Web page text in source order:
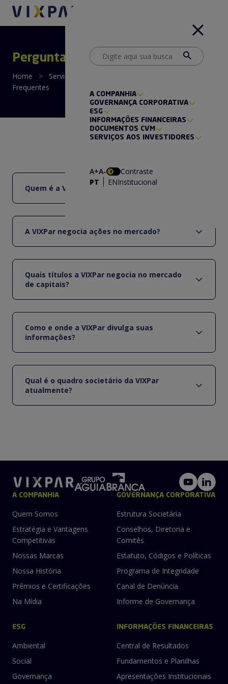
A COMPANHIA
GOVERNANÇA CORPORATIVA
ESG
INFORMAÇÕES FINANCEIRAS
DOCUMENTOS CVM
SERVIÇOS AOS INVESTIDORES
A+A-
Contraste
PT
ENInstitucional
Perguntas Frequentes
Home > Serviços aos Investidores
Frequentes
Quem é a VIXPar?
A VIXPar negocia ações no mercado?
Quais títulos a VIXPar negocia no mercado
de capitais?
Como e onde a VIXPar divulga suas
informações?
Qual é o quadro societário da VIXPar
atualmente?
A COMPANHIA
Quem Somos
Estratégia e Vantagens
Competitivas
Nossas Marcas
Nossa História
Prêmios e Certificações
Na Mídia
GOVERNANÇA CORPORATIVA
Estrutura Societária
Conselhos, Diretoria e
Comitês
Estatuto, Códigos e Políticas
Programa de Integridade
Canal de Denúncia
Informe de Governança
ESG
Ambiental
Social
Governança
INFORMAÇÕES FINANCEIRAS
Central de Resultados
Fundamentos e Planilhas
Apresentações Institucionais